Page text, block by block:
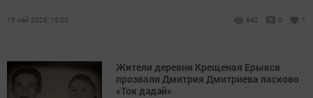
15 май 2026, 15:00 642 0 1
Жители деревни Крещеная Ерыкса
прозвали Дмитрия Дмитриева ласково
«Ток дәдәй»